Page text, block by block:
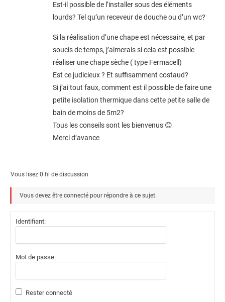
Est-il possible de l’installer sous des éléments
lourds? Tel qu’un receveur de douche ou d’un wc?
Si la réalisation d’une chape est nécessaire, et par
soucis de temps, j’aimerais si cela est possible
réaliser une chape sèche ( type Fermacell)
Est ce judicieux ? Et suffisamment costaud?
Si j’ai tout faux, comment est il possible de faire une
petite isolation thermique dans cette petite salle de
bain de moins de 5m2?
Tous les conseils sont les bienvenus 😊
Merci d’avance
Vous lisez 0 fil de discussion
Vous devez être connecté pour répondre à ce sujet.
Identifiant:
Mot de passe:
Rester connecté